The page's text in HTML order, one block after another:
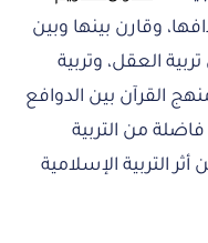
وقارن بينها وبين
العقل، وتربية
القرآن بين الدوافع
من التربية
التربية الإسلامية